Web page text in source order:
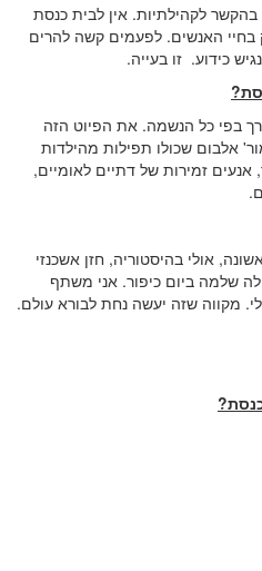
לקהילתיות. אין לבית כנסת
בחיי האנשים. לפעמים קשה להרים
כידוע. זו בעייה.
בפי כל הנשמה. את הפיוט הזה
אלבום שכולו תפילות מהילדות
זמירות של דתיים לאומיים,
אולי בהיסטוריה, חזן אשכנזי
שלמה ביום כיפור. אני משתף
מקווה שזה יעשה נחת לבורא עולם.